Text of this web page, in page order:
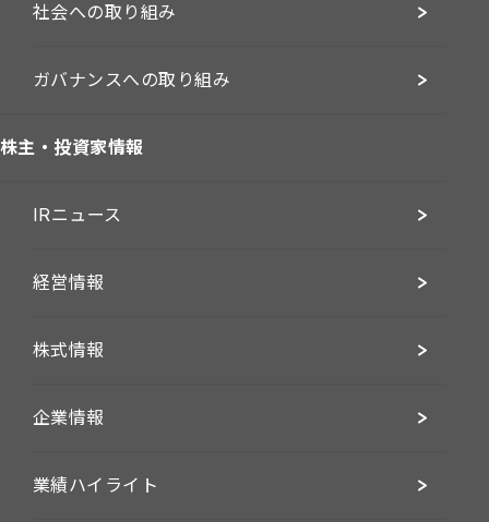
社会への取り組み
ガバナンスへの取り組み
株主・投資家情報
IRニュース
経営情報
株式情報
企業情報
業績ハイライト